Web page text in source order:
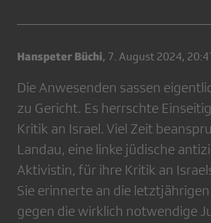
Hanspeter Büchi, 7. August 2024,
Die Anwesenden sassen
zu Gericht. Es herrschte
Kritik an Israel. Viel Zeit
Landau, eine linke jüdische
Aktivistin, für ihre Kritik an
Sie erinnerte an die
gegen die wirklich notwendige